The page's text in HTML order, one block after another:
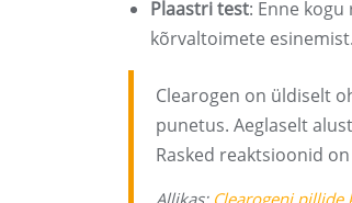
Plaastri test: Enne
kõrvaltoimete esinemist.
Clearogen on üldiselt
punetus. Aeglaselt
Rasked reaktsioonid
Allikas: Clearogeni